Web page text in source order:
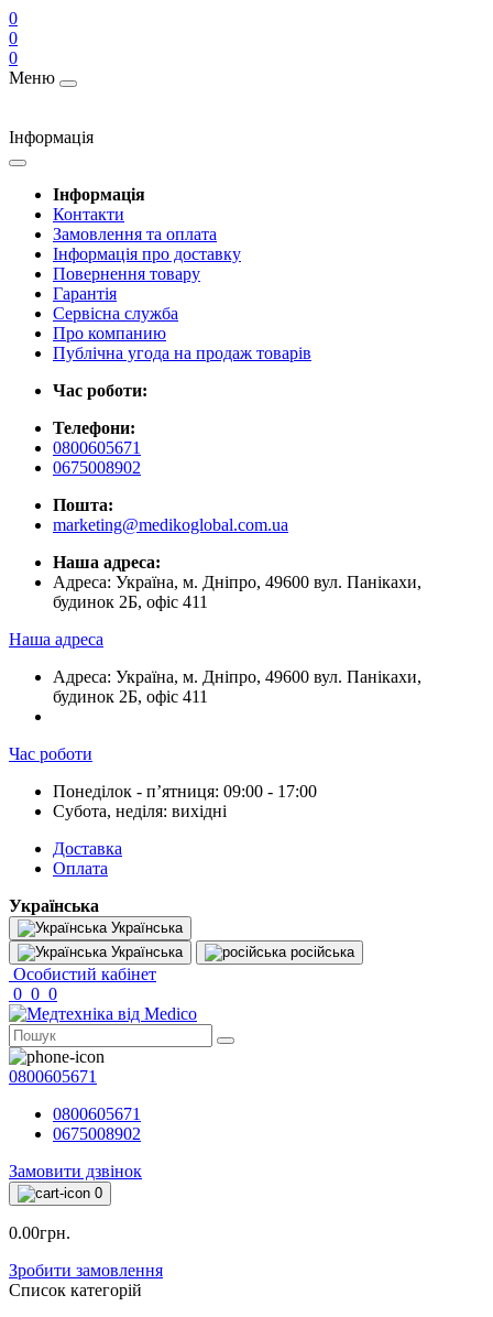
0
0
0
Меню
Інформація
Інформація
Контакти
Замовлення та оплата
Інформація про доставку
Повернення товару
Гарантія
Сервісна служба
Про компанию
Публічна угода на продаж товарів
Час роботи:
Телефони:
0800605671
0675008902
Пошта:
marketing@medikoglobal.com.ua
Наша адреса:
Адреса: Україна, м. Дніпро, 49600 вул. Панікахи,
будинок 2Б, офіс 411
Наша адреса
Адреса: Україна, м. Дніпро, 49600 вул. Панікахи,
будинок 2Б, офіс 411
Час роботи
Понеділок - пʼятниця: 09:00 - 17:00
Субота, неділя: вихідні
Доставка
Оплата
Українська
Українська
Українська
російська
Особистий кабінет
0 0 0
0800605671
0800605671
0675008902
Замовити дзвінок
0
0.00грн.
Зробити замовлення
Список категорій